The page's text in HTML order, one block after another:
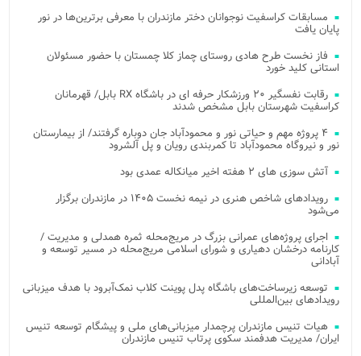
مسابقات کراسفیت نوجوانان دختر مازندران با معرفی برترین‌ها در نور
پایان یافت
فاز نخست طرح هادی روستای چماز کلا چمستان با حضور مسئولان
استانی کلید خورد
رقابت نفسگیر ۲۰ ورزشکار حرفه ای در باشگاه RX بابل/ قهرمانان
کراسفیت شهرستان بابل مشخص شدند
۴ پروژه مهم و حیاتی نور و محمودآباد جان دوباره گرفتند/ از بیمارستان
نور و نیروگاه محمودآباد تا کمربندی رویان و پل آلشرود
آتش‌ سوزی‌ های ۲ هفته اخیر میانکاله عمدی بود
رویدادهای شاخص هنری در نیمه نخست ۱۴۰۵ در مازندران برگزار
می‌شود
اجرای پروژه‌های عمرانی بزرگ در مریج‌محله ثمره همدلی و مدیریت /
کارنامه درخشان دهیاری و شورای اسلامی مریج‌محله در مسیر توسعه و
آبادانی
توسعه زیرساخت‌های باشگاه پدل پوینت کلاب نمک‌آبرود با هدف میزبانی
رویدادهای بین‌المللی
هیات تنیس مازندران پرچمدار میزبانی‌های ملی و پیشگام توسعه تنیس
ایران/ مدیریت هدفمند سکوی پرتاب تنیس مازندران